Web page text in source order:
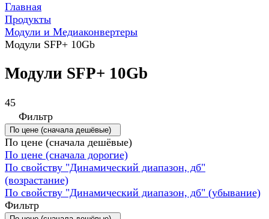
Главная
Продукты
Модули и Медиаконвертеры
Модули SFP+ 10Gb
Модули SFP+ 10Gb
45
Фильтр
По цене (сначала дешёвые)
По цене (сначала дешёвые)
По цене (сначала дорогие)
По свойству "Динамический диапазон, дб"
(возрастание)
По свойству "Динамический диапазон, дб" (убывание)
Фильтр